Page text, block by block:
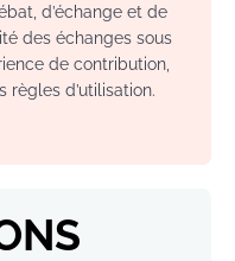
d’échange et de
des échanges sous
de contribution,
règles d’utilisation.